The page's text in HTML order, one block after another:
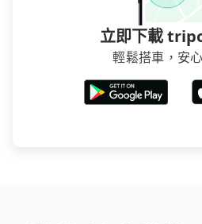
立即下載
輕鬆搭車，安